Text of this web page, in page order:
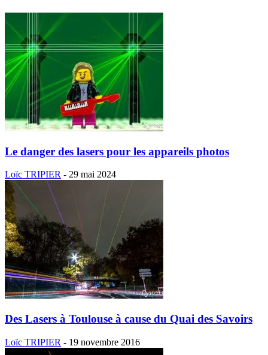
Le danger des lasers pour les appareils photos
Loïc TRIPIER - 29 mai 2024
Des Lasers à Toulouse à cause du Quai des Savoirs
Loïc TRIPIER - 19 novembre 2016